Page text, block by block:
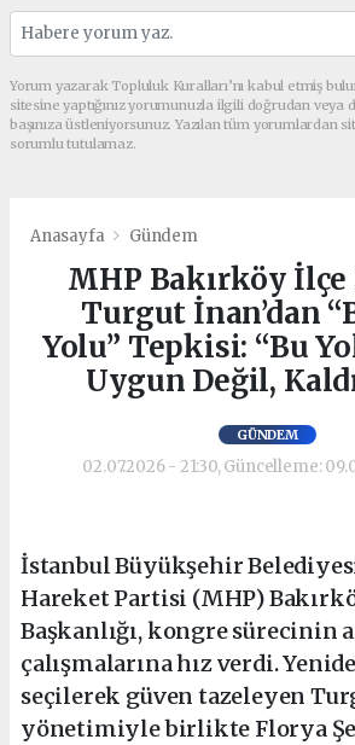
Yorum yazarak Topluluk Kuralları’nı kabul etmiş
sitesine yaptığınız yorumunuzla ilgili doğrudan veya
başınıza üstleniyorsunuz. Yazılan tüm yorumlardan
sorumlu tutulamaz.
Anasayfa Gündem
MHP Bakırköy İlçe
Turgut İnan’dan
Yolu” Tepkisi: “Bu
Uygun Değil,
GÜNDEM
02.07.2026 - 21:30, Güncelleme:
İstanbul Büyükşehir
Hareket Partisi (MHP)
Başkanlığı, kongre sürecinin
çalışmalarına hız verdi.
seçilerek güven tazeleyen
yönetimiyle birlikte Florya